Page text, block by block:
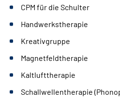
CPM für die Schulter
Handwerkstherapie
Kreativgruppe
Magnetfeldtherapie
Kaltlufttherapie
Schallwellentherapie